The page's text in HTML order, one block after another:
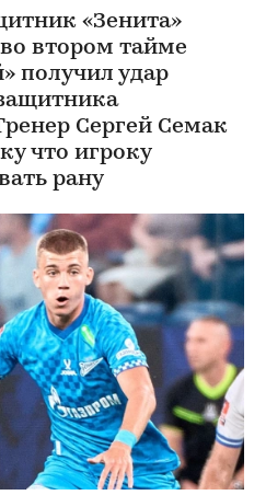
«Зенита»
втором тайме
получил удар
Сергей Семак
что игроку
рану